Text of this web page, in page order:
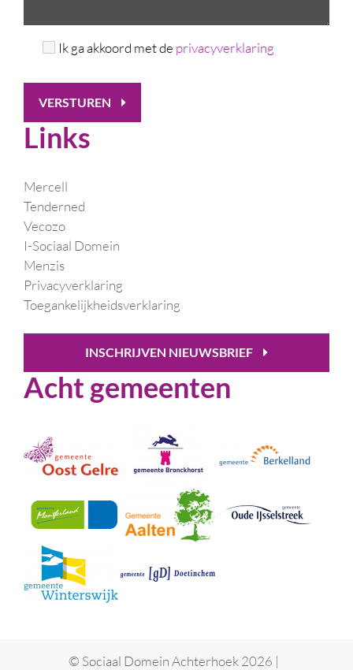
Ik ga akkoord met de privacyverklaring
VERSTUREN
Links
Mercell
Tenderned
Vecozo
I-Sociaal Domein
Menzis
Privacyverklaring
Toegankelijkheidsverklaring
INSCHRIJVEN NIEUWSBRIEF
Acht gemeenten
© Sociaal Domein Achterhoek 2026 |